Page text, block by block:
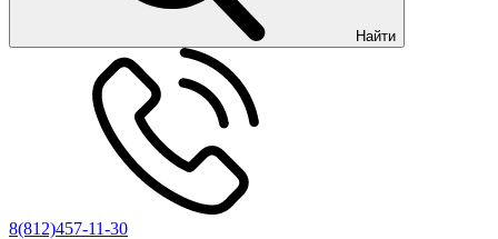
Найти
8(812)457-11-30